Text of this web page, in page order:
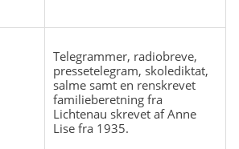
Telegrammer, radiobreve,
pressetelegram, skolediktat,
salme samt en renskrevet
familieberetning fra
Lichtenau skrevet af Anne
Lise fra 1935.